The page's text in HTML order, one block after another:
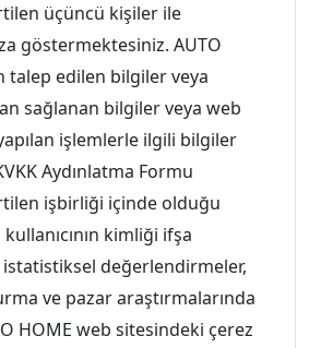
üçüncü kişiler ile
göstermektesiniz. AUTO
talep edilen bilgiler veya
sağlanan bilgiler veya web
işlemlerle ilgili bilgiler
Aydınlatma Formu
işbirliği içinde olduğu
kimliği ifşa
değerlendirmeler,
ve pazar araştırmalarında
HOME web sitesindeki çerez